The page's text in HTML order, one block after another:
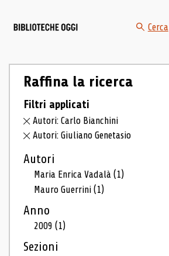
Cerca
Raffina la ricerca
Filtri applicati
Autori: Carlo Bianchini
Autori: Giuliano Genetasio
Autori
Maria Enrica Vadalà(1)
Mauro Guerrini(1)
Anno
2009(1)
Sezioni